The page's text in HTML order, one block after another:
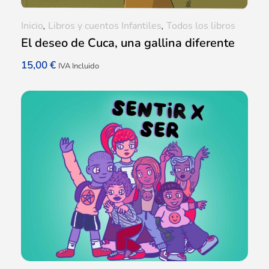
El deseo de Cuca, una gallina diferente
15,00€ IVA Incluido
Inicio, Libros y cuentos Infantiles, Todos los libros